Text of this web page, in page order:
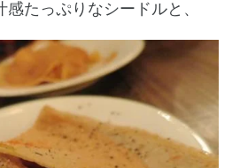
たっぷりなシードルと、